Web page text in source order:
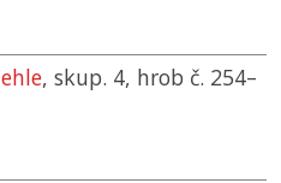
, skup. 4, hrob č. 254–